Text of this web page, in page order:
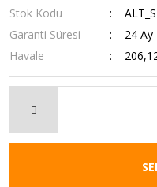
Stok Kodu
Garanti Süresi
24 Ay
Havale